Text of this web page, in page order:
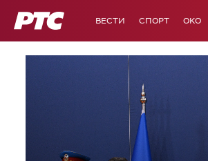
РТС ВЕСТИ СПОРТ OKO